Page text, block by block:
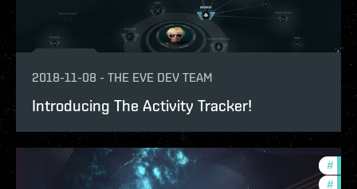
2018-11-08 - THE EVE DEV TEAM
Introducing The Activity Tracker!
#
#